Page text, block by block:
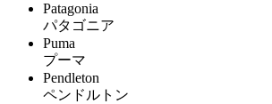
Patagonia
パタゴニア
Puma
プーマ
Pendleton
ペンドルトン